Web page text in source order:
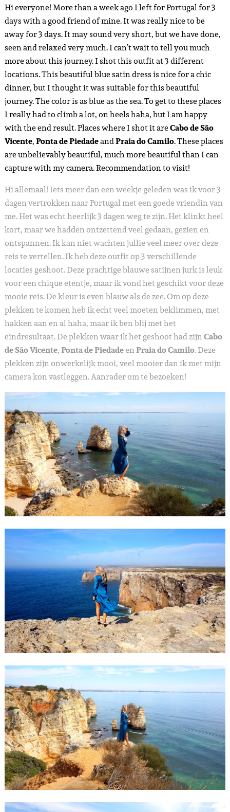
Hi everyone! More than a week ago I left for Portugal for 3
days with a good friend of mine. It was really nice to be
away for 3 days. It may sound very short, but we have done,
seen and relaxed very much. I can’t wait to tell you much
more about this journey. I shot this outfit at 3 different
locations. This beautiful blue satin dress is nice for a chic
dinner, but I thought it was suitable for this beautiful
journey. The color is as blue as the sea. To get to these places
I really had to climb a lot, on heels haha, but I am happy
with the end result. Places where I shot it areCabo de São
Vicente,Ponta de PiedadeandPraia do Camilo. These places
are unbelievably beautiful, much more beautiful than I can
capture with my camera. Recommendation to visit!
Hi allemaal! Iets meer dan een weekje geleden was ik voor 3
dagen vertrokken naar Portugal met een goede vriendin van
me. Het was echt heerlijk 3 dagen weg te zijn. Het klinkt heel
kort, maar we hadden ontzettend veel gedaan, gezien en
ontspannen. Ik kan niet wachten jullie veel meer over deze
reis te vertellen. Ik heb deze outfit op 3 verschillende
locaties geshoot. Deze prachtige blauwe satijnen jurk is leuk
voor een chique etentje, maar ik vond het geschikt voor deze
mooie reis. De kleur is even blauw als de zee. Om op deze
plekken te komen heb ik echt veel moeten beklimmen, met
hakken aan en al haha, maar ik ben blij met het
eindresultaat. De plekken waar ik het geshoot had zijnCabo
de São Vicente,Ponta de PiedadeenPraia do Camilo. Deze
plekken zijn onwerkelijk mooi, veel mooier dan ik met mijn
camera kon vastleggen. Aanrader om te bezoeken!